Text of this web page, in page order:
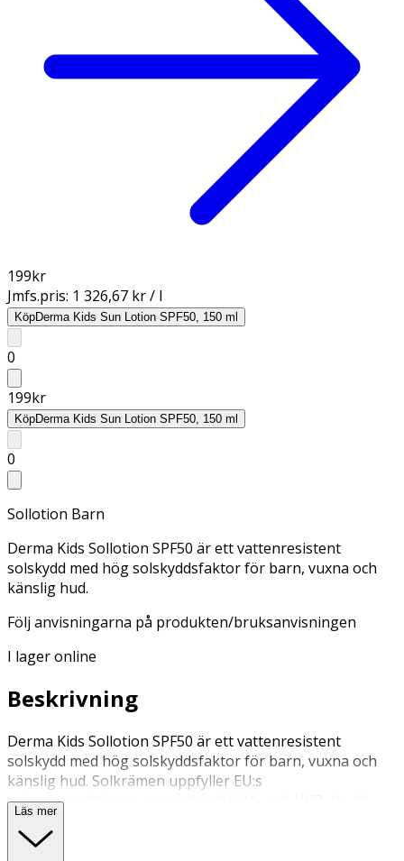
199kr
Jmfs.pris: 1 326,67 kr / l
KöpDerma Kids Sun Lotion SPF50, 150 ml
0
199kr
KöpDerma Kids Sun Lotion SPF50, 150 ml
0
Sollotion Barn
Derma Kids Sollotion SPF50 är ett vattenresistent
solskydd med hög solskyddsfaktor för barn, vuxna och
känslig hud.
Följ anvisningarna på produkten/bruksanvisningen
I lager online
Beskrivning
Derma Kids Sollotion SPF50 är ett vattenresistent
solskydd med hög solskyddsfaktor för barn, vuxna och
känslig hud. Solkrämen uppfyller EU:s
rekommendationer om optimalt UVA- och UVB-skydd.
Den absorberas lätt och snabbt utan att kännas fet på
huden. Solkrämen är både Svanenmärkt, Allergy Certified,
Läs mer